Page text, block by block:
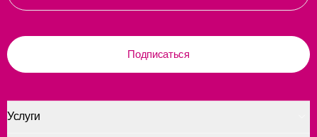
Подписаться
Услуги